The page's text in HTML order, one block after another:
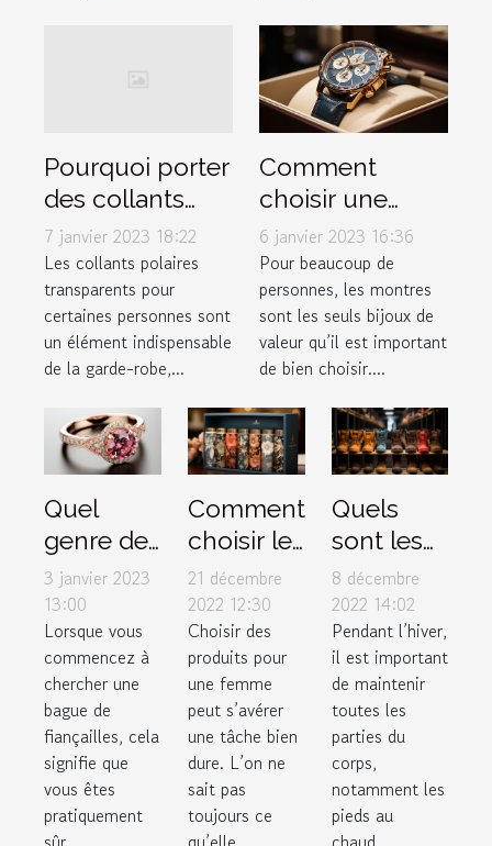
Pourquoi porter
des collants
polaires
transparents ?
7 janvier 2023 18:22
Les collants polaires
transparents pour
certaines personnes sont
un élément indispensable
de la garde-robe,...
Comment
choisir une
montre de luxe
?
6 janvier 2023 16:36
Pour beaucoup de
personnes, les montres
sont les seuls bijoux de
valeur qu’il est important
de bien choisir....
Quel
genre de
bague de
fiançailles
faut-il
offrir à sa
chérie ?
3 janvier 2023
13:00
Lorsque vous
commencez à
chercher une
bague de
fiançailles, cela
signifie que
vous êtes
pratiquement
Comment
choisir le
meilleur
box pour
femme ?
21 décembre
2022 12:30
Choisir des
produits pour
une femme
peut s’avérer
une tâche bien
dure. L’on ne
sait pas
toujours ce
Quels
sont les
critères
de choix
d’une
parfaite
paire de
bottes
pour
l’hiver ?
8 décembre
2022 14:02
Pendant l’hiver,
il est important
de maintenir
toutes les
parties du
corps,
notamment les
pieds au